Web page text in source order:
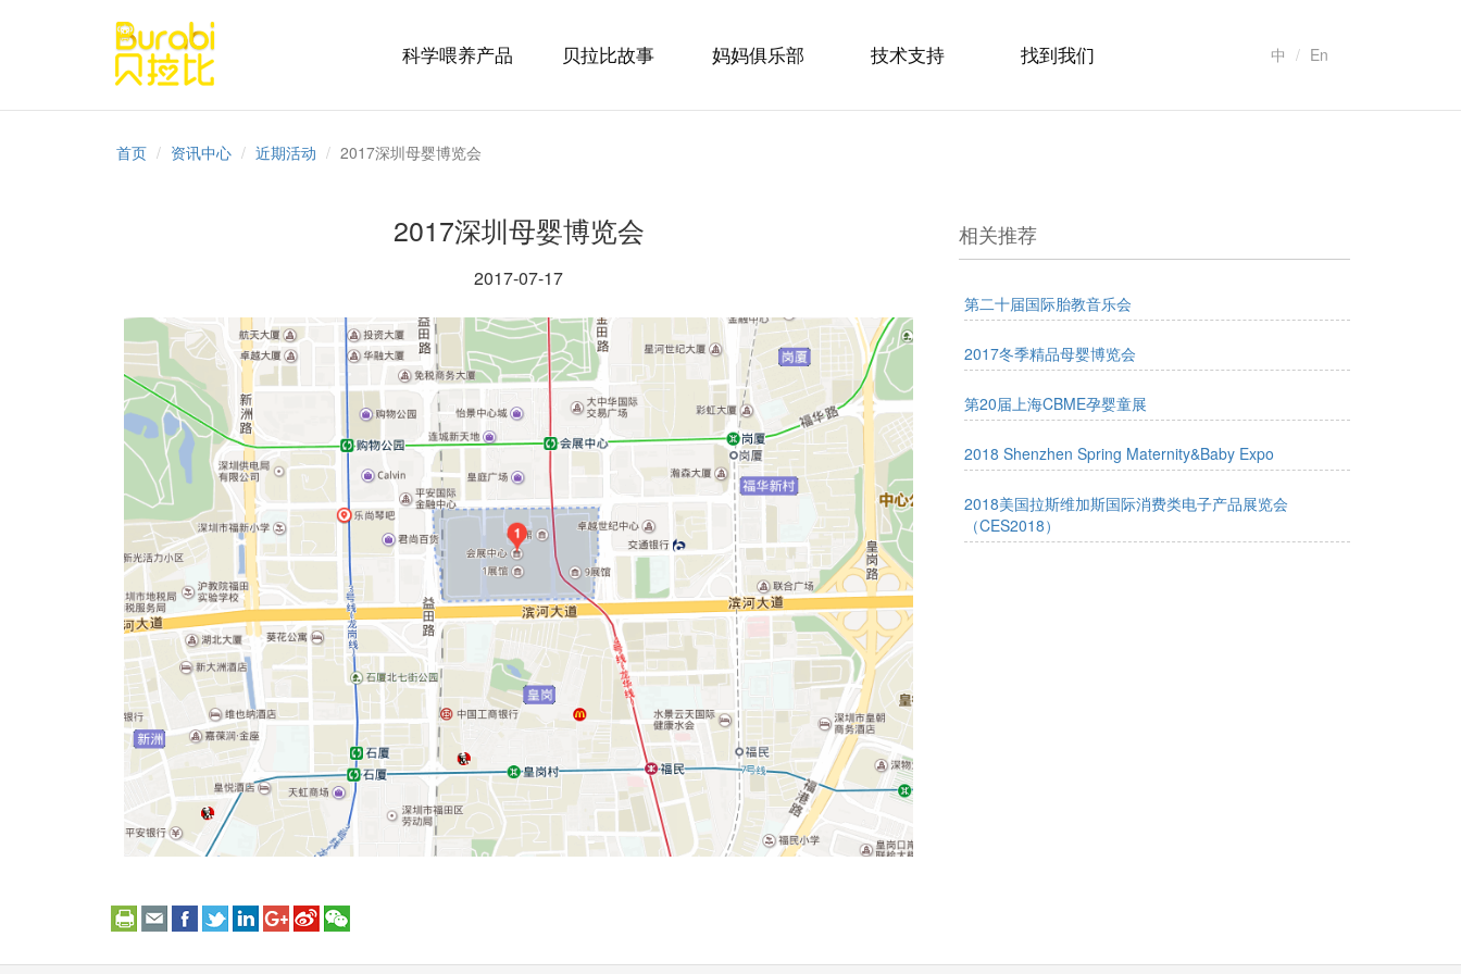
中 En
科学喂养产品 贝拉比故事 妈妈俱乐部 技术支持 找到我们
首页 资讯中心 近期活动 2017深圳母婴博览会
2017深圳母婴博览会
2017-07-17
相关推荐
第二十届国际胎教音乐会
2017冬季精品母婴博览会
第20届上海CBME孕婴童展
2018 Shenzhen Spring Maternity&Baby Expo
2018美国拉斯维加斯国际消费类电子产品展览会
（CES2018）